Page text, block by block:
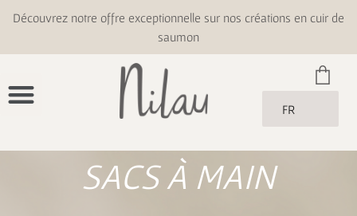
Découvrez notre offre exceptionnelle sur nos créations en cuir de
saumon
FR
SACS À MAIN